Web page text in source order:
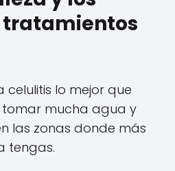
lo mejor que
tomar mucha agua y
las zonas donde más
tengas.